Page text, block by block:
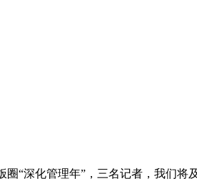
深化管理年”，三名记者，我们将